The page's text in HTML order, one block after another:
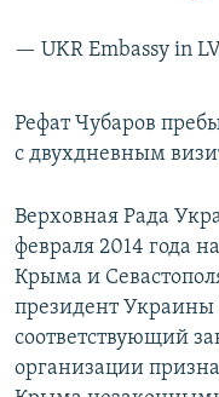
— UKR Embassy in
Рефат Чубаров
с двухдневным
Верховная Рада
февраля 2014 года
Крыма и
президент
соответствующий
организации